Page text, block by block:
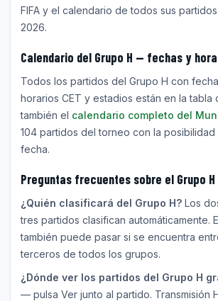
FIFA y el calendario de todos sus
2026.
Calendario del Grupo H — fechas y
Todos los partidos del Grupo H con
horarios CET y estadios están en la tabla
también el calendario completo del
104 partidos del torneo con la
fecha.
Preguntas frecuentes sobre el Grupo H
¿Quién clasificará del Grupo H? Los
tres partidos clasifican automáticamente.
también puede pasar si se encuentra
terceros de todos los grupos.
¿Dónde ver los partidos del Grupo H
— pulsa Ver junto al partido. Transmisión